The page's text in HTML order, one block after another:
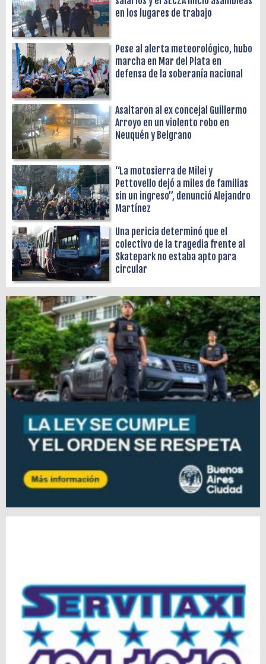
en los lugares de trabajo
Pese al alerta meteorológico, hubo
marcha en Mar del Plata en
defensa de la soberanía nacional
Asaltaron al ex concejal Guillermo
Arroyo en un violento robo en
Neuquén y Belgrano
“La motosierra de Milei y
Pettovello dejó a miles de familias
sin un ingreso”, denunció Alejandro
Martínez
Una pericia determinó que el
colectivo de la tragedia frente al
Skatepark no estaba apto para
circular